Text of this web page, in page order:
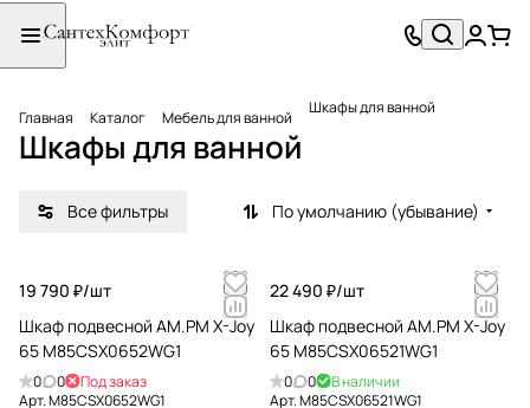
Главная Каталог Мебель для ванной Шкафы для ванной
Шкафы для ванной
Все фильтры По умолчанию (убывание)
19 790 ₽/шт
Шкаф подвесной AM.PM X-Joy
65 M85CSX0652WG1
0 0
Под заказ
Арт.M85CSX0652WG1
22 490 ₽/шт
Шкаф подвесной AM.PM X-Joy
65 M85CSX06521WG1
0 0
В наличии
Арт.M85CSX06521WG1